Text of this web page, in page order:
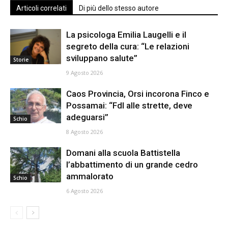
Articoli correlati Di più dello stesso autore
Storie
La psicologa Emilia Laugelli e il
segreto della cura: “Le relazioni
sviluppano salute”
9 Agosto 2026
Schio
Caos Provincia, Orsi incorona Finco e
Possamai: “FdI alle strette, deve
adeguarsi”
8 Agosto 2026
Schio
Domani alla scuola Battistella
l’abbattimento di un grande cedro
ammalorato
6 Agosto 2026